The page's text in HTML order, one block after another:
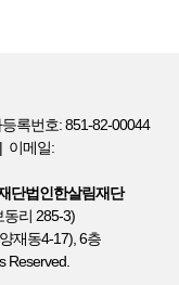
록번호: 851-82-00044
이메일:
단법인한살림재단
리 285-3)
재동4-17), 6층
Reserved.